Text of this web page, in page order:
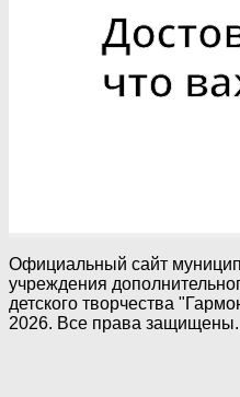
Официальный сайт
учреждения
детского творчества
2026. Все права защищены.